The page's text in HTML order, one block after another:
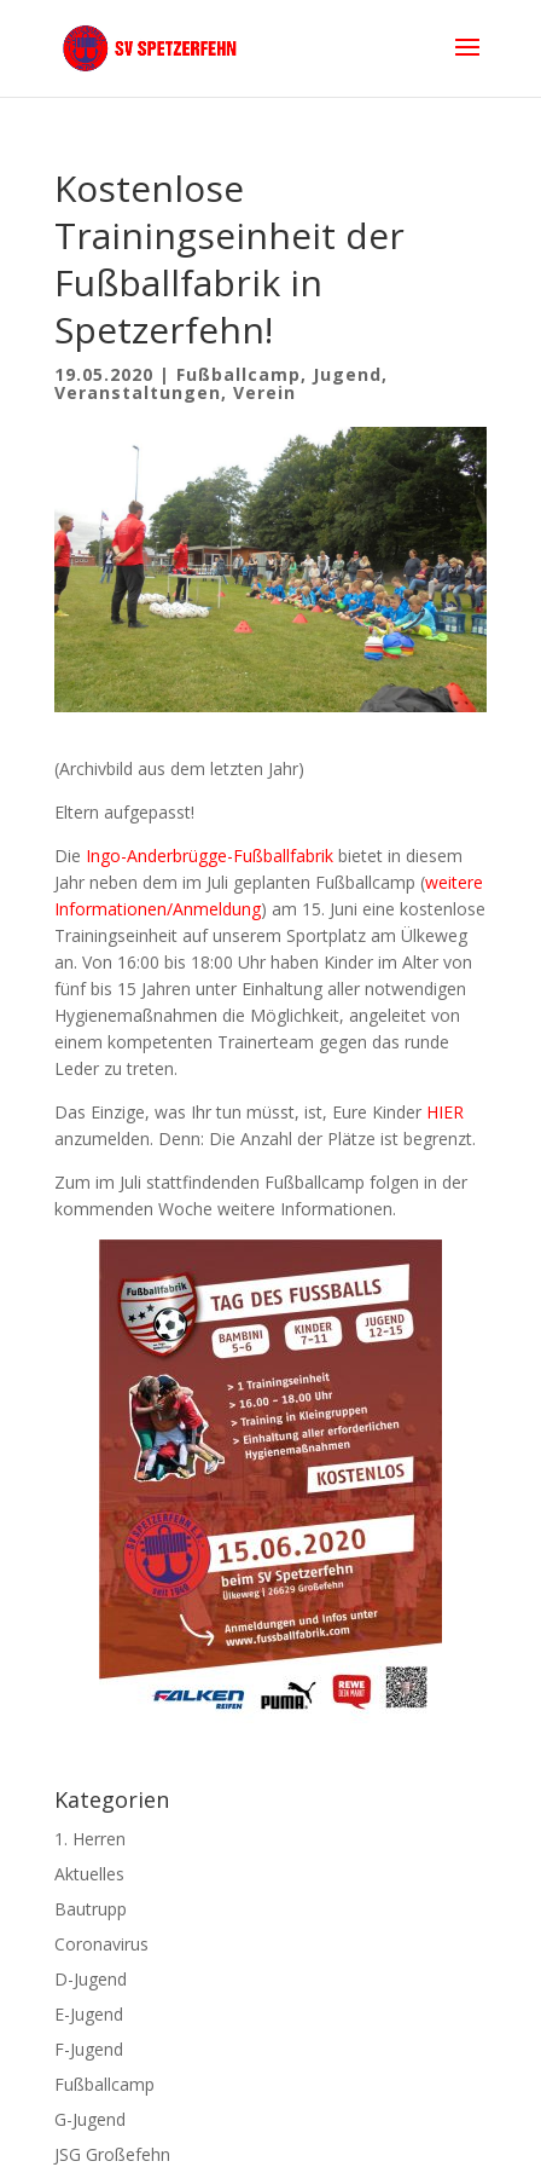
Kostenlose
Trainingseinheit der
Fußballfabrik in
Spetzerfehn!
19.05.2020 | Fußballcamp, Jugend,
Veranstaltungen, Verein
(Archivbild aus dem letzten Jahr)
Eltern aufgepasst!
Die Ingo-Anderbrügge-Fußballfabrikbietet in diesem
Jahr neben dem im Juli geplanten Fußballcamp (weitere
Informationen/Anmeldung) am 15. Juni eine kostenlose
Trainingseinheit auf unserem Sportplatz am Ülkeweg
an. Von 16:00 bis 18:00 Uhr haben Kinder im Alter von
fünf bis 15 Jahren unter Einhaltung aller notwendigen
Hygienemaßnahmen die Möglichkeit, angeleitet von
einem kompetenten Trainerteam gegen das runde
Leder zu treten.
Das Einzige, was Ihr tun müsst, ist, Eure Kinder HIER
anzumelden. Denn: Die Anzahl der Plätze ist begrenzt.
Zum im Juli stattfindenden Fußballcamp folgen in der
kommenden Woche weitere Informationen.
Kategorien
1. Herren
Aktuelles
Bautrupp
Coronavirus
D-Jugend
E-Jugend
F-Jugend
Fußballcamp
G-Jugend
JSG Großefehn